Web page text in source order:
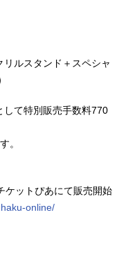
ルスタンド＋スペシャ
て特別販売手数料770
。
ットぴあにて販売開始
online/